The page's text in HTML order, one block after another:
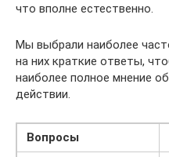
что вполне естественно.
Мы выбрали наиболее
на них краткие ответы,
наиболее полное мнение
действии.
Вопросы